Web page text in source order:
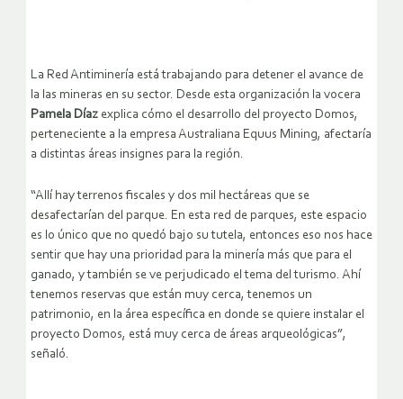
La Red Antiminería está trabajando para detener el avance de
la las mineras en su sector. Desde esta organización la vocera
Pamela Díaz explica cómo el desarrollo del proyecto Domos,
perteneciente a la empresa Australiana Equus Mining, afectaría
a distintas áreas insignes para la región.
“Allí hay terrenos fiscales y dos mil hectáreas que se
desafectarían del parque. En esta red de parques, este espacio
es lo único que no quedó bajo su tutela, entonces eso nos hace
sentir que hay una prioridad para la minería más que para el
ganado, y también se ve perjudicado el tema del turismo. Ahí
tenemos reservas que están muy cerca, tenemos un
patrimonio, en la área específica en donde se quiere instalar el
proyecto Domos, está muy cerca de áreas arqueológicas”,
señaló.